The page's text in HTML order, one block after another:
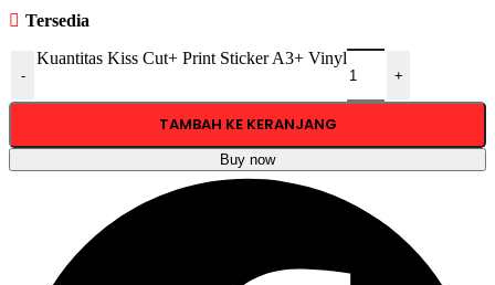
Tersedia
-
Kuantitas Kiss Cut+ Print Sticker A3+ Vinyl
+
TAMBAH KE KERANJANG
Buy now